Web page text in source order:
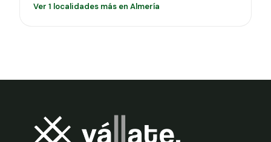
Ver 1 localidades más en Almería